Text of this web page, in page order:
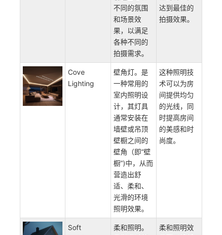
将光源和灯
具放置在一
个专用的摄
影工作室
中，通过精
细的照明来
创造出各种
不同的氛围
和场景效
果，以满足
各种不同的
拍摄需求。
拍摄、电影
和电视制作
计来突出主
体的特点，
达到最佳的
拍摄效果。
壁角灯。是
一种常用的
室内照明设
计，其灯具
通常安装在
墙壁或吊顶
壁橱之间的
壁角（即“壁
尚度。